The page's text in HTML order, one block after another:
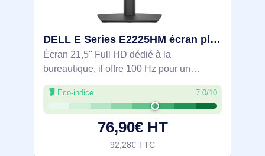
DELL E Series E2225HM écran plat de PC 54,6 cm (21.5") 1920 x 1080 pixels Full HD LCD - DELL-E2225HM
Écran 21,5'' Full HD dédié à la
bureautique, il offre 100 Hz pour un
défilement fluide et un confort visuel
certifié TÜV Rheinland 3 étoiles grâce à
ComfortView Plus. Dalle VA 3000:1 aux
Éco-indice 7.0/10
76,90€ HT
92,28€ TTC